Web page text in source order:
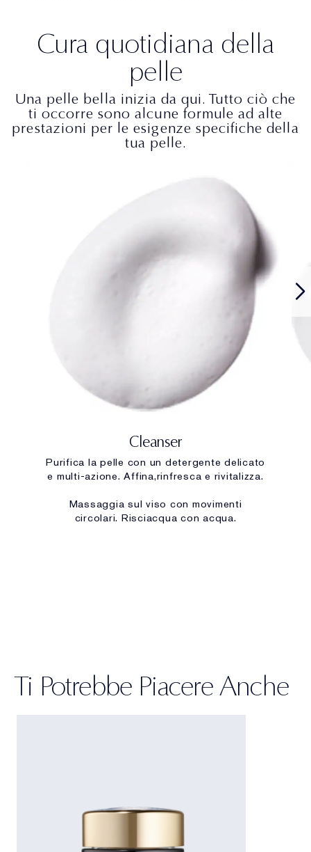
Cura quotidiana della
pelle
Una pelle bella inizia da qui. Tutto ciò che
ti occorre sono alcune formule ad alte
prestazioni per le esigenze specifiche della
tua pelle.
Cleanser
Purifica la pelle con un detergente delicato
e multi-azione. Affina,rinfresca e rivitalizza.
Massaggia sul viso con movimenti
circolari. Risciacqua con acqua.
Ti Potrebbe Piacere Anche